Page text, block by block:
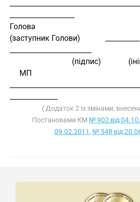
Голова
(заступник Голови)             __________
     МП
( Додаток 2 із змінами,
Постановами КМ № 902 від
09.02.2011 , № 548 від